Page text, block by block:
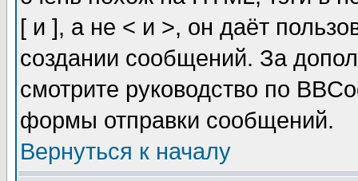
[ и ], а не < и >, он даёт
создании сообщений. За
смотрите руководство по
формы отправки сообщений.
Вернуться к началу